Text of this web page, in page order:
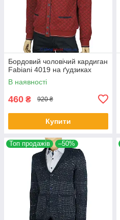
Бордовий чоловічий кардиган
Fabiani 4019 на ґудзиках
В наявності
460 ₴ 920 ₴
Купити
Топ продажів –50%